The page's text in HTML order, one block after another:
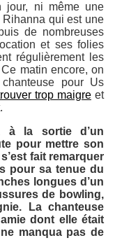
jour, ni même une
Rihanna qui est une
de nombreuses
et ses folies
régulièrement les
matin encore, on
pour Us
trop maigreet
à la sortie d’un
pour mettre son
fait remarquer
pour sa tenue du
longues d’un
de bowling,
La chanteuse
dont elle était
manqua pas de